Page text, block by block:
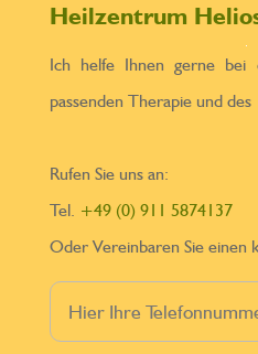
Heilzentrum
Ich helfe Ihnen gerne
passenden Therapie und
Rufen Sie uns an:
Tel. +49 (0) 911 5874137
Oder Vereinbaren Sie einen